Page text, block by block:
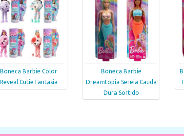
Boneca Barbie Color
Reveal Cutie Fantasia
Boneca Barbie
Dreamtopia Sereia Cauda
Dura Sortido